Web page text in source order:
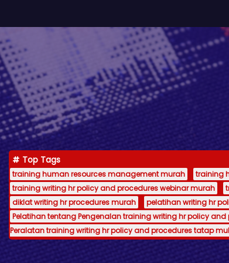
Top Tags
training human resources management murah
training
training writing hr policy and procedures webinar murah
diklat writing hr procedures murah
pelatihan writing hr
Pelatihan tentang Pengenalan training writing hr policy
Peralatan training writing hr policy and procedures tatap